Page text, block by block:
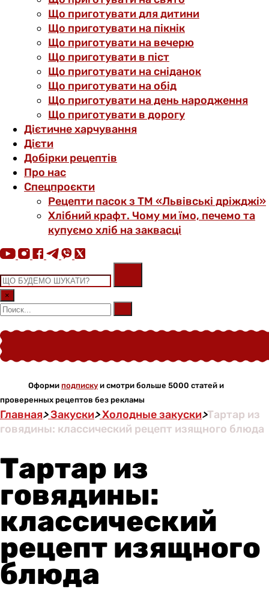
Що приготувати для дитини
Що приготувати на пікнік
Що приготувати на вечерю
Що приготувати в піст
Що приготувати на сніданок
Що приготувати на обід
Що приготувати на день народження
Що приготувати в дорогу
Дієтичне харчування
Дієти
Добірки рецептів
Про нас
Спецпроєкти
Рецепти пасок з ТМ «Львівські дріжджі»
Хлібний крафт. Чому ми їмо, печемо та
купуємо хліб на заквасці
×
Оформи подписку и смотри больше 5000 статей и
проверенных рецептов без рекламы
Главная>Закуски>Холодные закуски>Тартар из
говядины: классический рецепт изящного блюда
Тартар из
говядины:
классический
рецепт изящного
блюда